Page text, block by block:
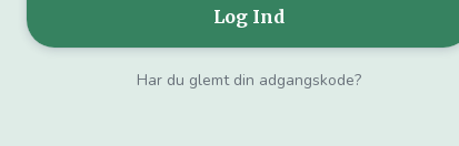
Har du glemt din adgangskode?